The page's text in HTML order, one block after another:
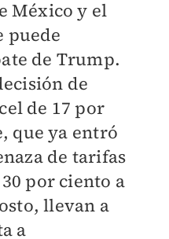
México y el
puede
de Trump.
de
de 17 por
que ya entró
de tarifas
por ciento a
llevan a
a